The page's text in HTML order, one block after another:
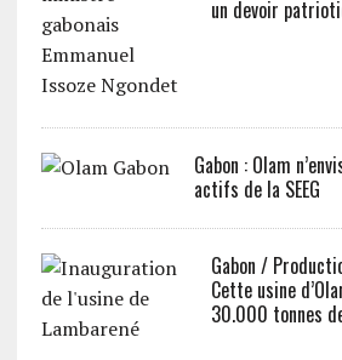
un devoir
Gabon : Olam
actifs de la SEEG
Gabon /
Cette usine
30.000 tonnes